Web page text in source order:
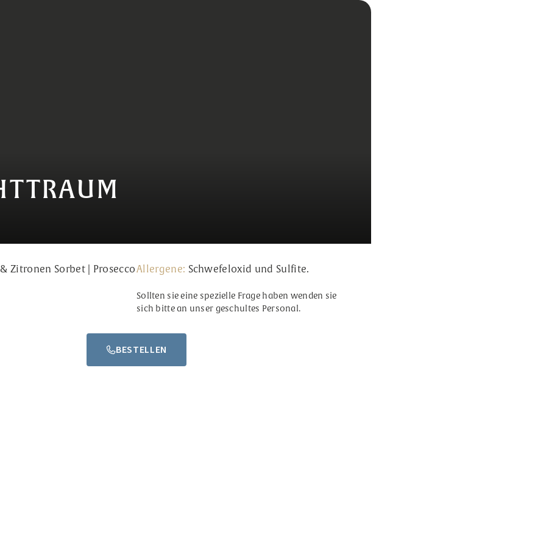
Zitronen Sorbet | ProseccoAllergene: Schwefeloxid und Sulfite.
Sollten sie eine spezielle Frage haben wenden sie
sich bitte an unser geschultes Personal.
BESTELLEN